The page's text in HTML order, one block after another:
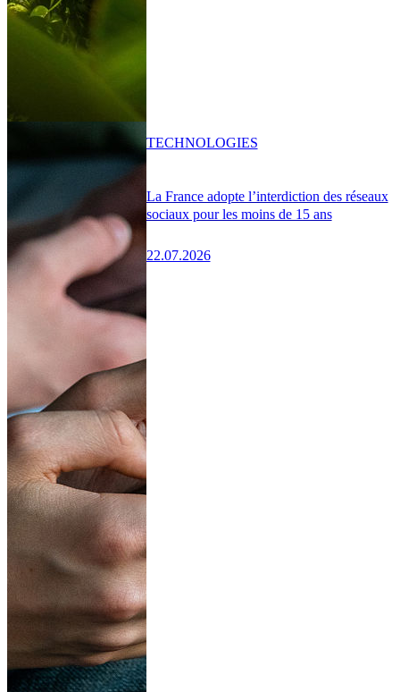
La France adopte l’interdiction des réseaux
sociaux pour les moins de 15 ans
22.07.2026
TECHNOLOGIES